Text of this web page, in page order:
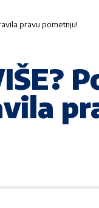
pravu pometnju!